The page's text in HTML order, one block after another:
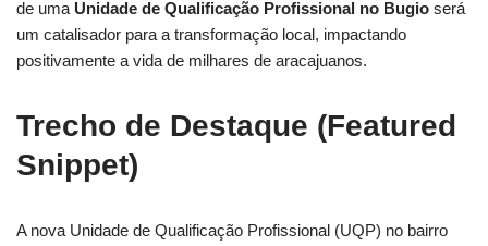
de uma Unidade de Qualificação Profissional no Bugio será
um catalisador para a transformação local, impactando
positivamente a vida de milhares de aracajuanos.
Trecho de Destaque (Featured
Snippet)
A nova Unidade de Qualificação Profissional (UQP) no bairro